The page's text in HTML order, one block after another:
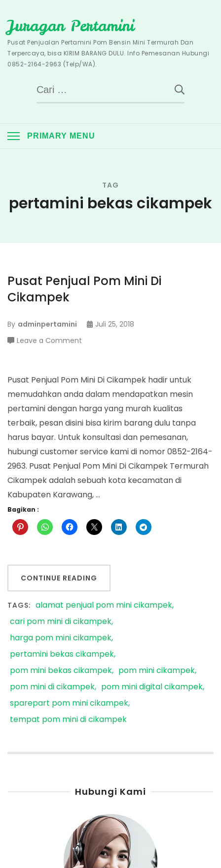
to
content
Juragan Pertamini
Pusat Penjualan Pertamini Pom Bensin Mini Termurah Dan
Terpercaya, bisa KIRIM BARANG DULU. Info Pemesanan Hubungi
0852-2164-2963 (Telp/WA).
Cari
untuk:
PRIMARY MENU
TAG
pertamini bekas cikampek
Pusat Penjual Pom Mini Di
Cikampek
By adminpertamini
Juli 25, 2018
Leave a Comment
Pom
Mini
Di
Cikampek
Pusat Penjual Pom Mini Di Cikampek hadir untuk
memudahkan anda dalam mendapatkan mesin
pertamini dengan harga yang murah kualitas
terbaik, pesan disini bisa kirim barang dulu tanpa
harus bayar. Untuk konsultasi dan pemesanan,
hubungi customer service kami di nomor 0852-2164-
2963. Pusat Penjual Pom Mini Di Cikampek Termurah
Cikampek adalah sebuah kota kecamatan di
Kabupaten Karawang, …
Bagikan :
CONTINUE READING
TAGS: alamat penjual pom mini cikampek
cari pom mini di cikampek
harga pom mini cikampek
pertamini bekas cikampek
pom mini bekas cikampek
pom mini cikampek
pom mini di cikampek
pom mini digital cikampek
sparepart pom mini cikampek
tempat pom mini di cikampek
Hubungi Kami